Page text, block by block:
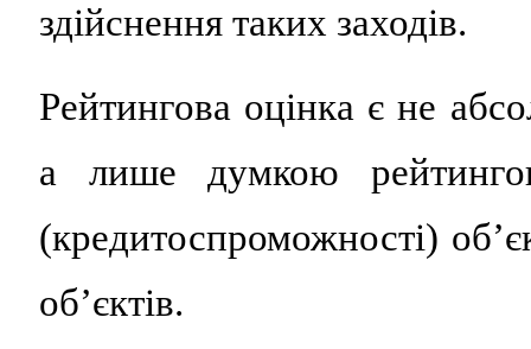
здійснення таких заходів.
Рейтингова оцінка є не
а лише думкою
(кредитоспроможності)
об’єктів.